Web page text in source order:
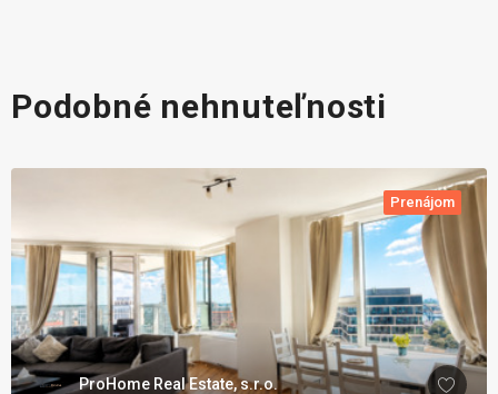
Podobné nehnuteľnosti
Prenájom
ProHome Real Estate, s.r.o.